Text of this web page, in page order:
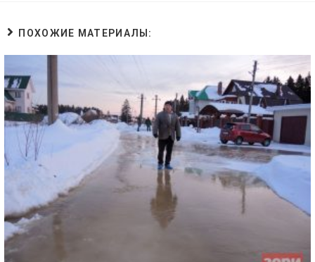
ПОХОЖИЕ МАТЕРИАЛЫ: